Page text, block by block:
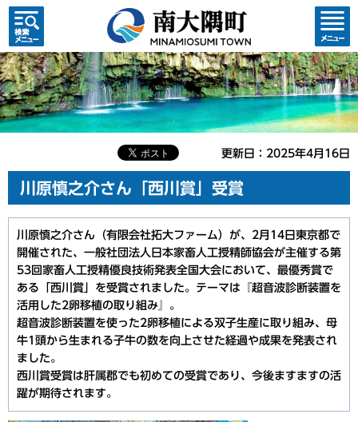
検索・
共通メ
ニュー
コンテ
ンツメ
ニュー
更新日：2025年4月16日
川原慎之介さん「西川賞」受賞
川原慎之介さん（有限会社拓大ファーム）が、2月14日東京都で
開催された、一般社団法人日本家畜人工授精師協会が主催する第
53回家畜人工授精優良技術発表全国大会において、最優秀賞で
ある「西川賞」を受賞されました。テーマは『超音波診断装置を
活用した2卵移植の取り組み』。
超音波診断装置を使った2卵移植による双子生産に取り組み、母
牛1頭から生まれる子牛の数を向上させた経過や成果を発表され
ました。
西川賞受賞は肝属郡でも初めての受賞であり、今後ますますの活
躍が期待されます。